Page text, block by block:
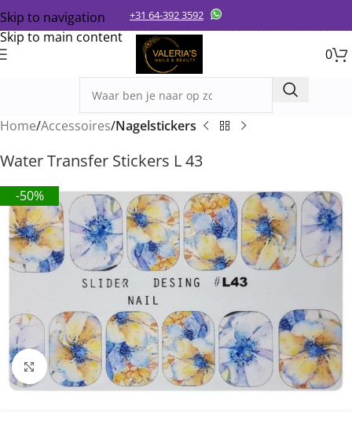
Skip to navigation
Skip to main content
+31 64-392 3592
0
Home Accessoires Nagelstickers
Water Transfer Stickers L 43
-50%
Click to enlarge